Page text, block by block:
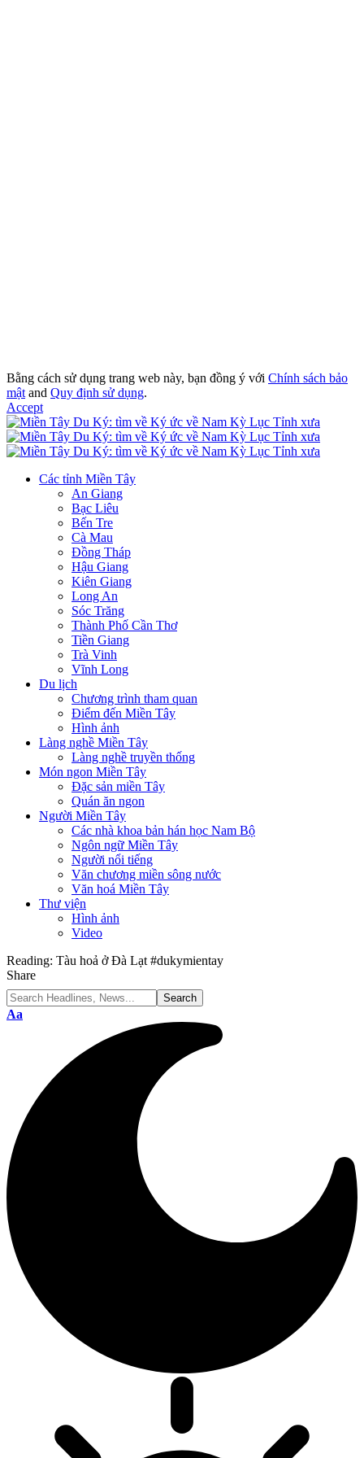
Bằng cách sử dụng trang web này, bạn đồng ý với Chính sách bảo
mật and Quy định sử dụng.
Accept
Các tỉnh Miền Tây
An Giang
Bạc Liêu
Bến Tre
Cà Mau
Đồng Tháp
Hậu Giang
Kiên Giang
Long An
Sóc Trăng
Thành Phố Cần Thơ
Tiền Giang
Trà Vinh
Vĩnh Long
Du lịch
Chương trình tham quan
Điểm đến Miền Tây
Hình ảnh
Làng nghề Miền Tây
Làng nghề truyền thống
Món ngon Miền Tây
Đặc sản miền Tây
Quán ăn ngon
Người Miền Tây
Các nhà khoa bản hán học Nam Bộ
Ngôn ngữ Miền Tây
Người nổi tiếng
Văn chương miền sông nước
Văn hoá Miền Tây
Thư viện
Hình ảnh
Video
Reading: Tàu hoả ở Đà Lạt #dukymientay
Share
Font
Aa